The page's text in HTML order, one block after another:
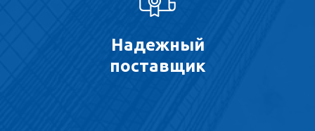
Надежный
поставщик